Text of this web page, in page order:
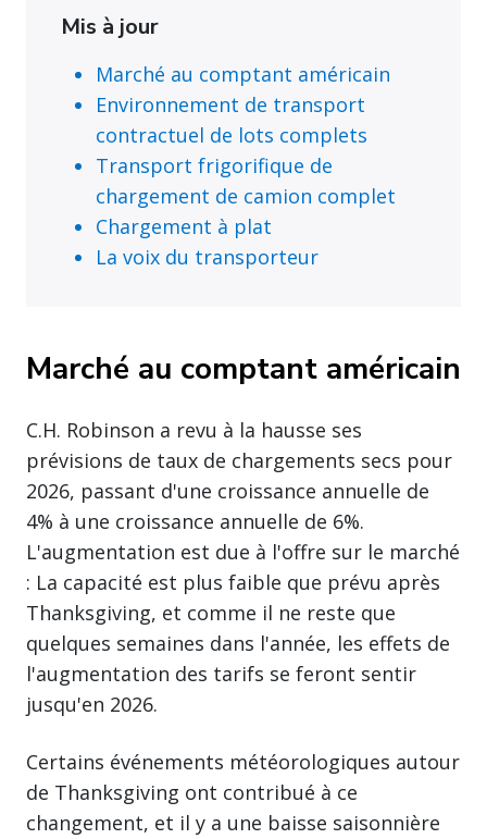
Mis à jour
Marché au comptant américain
Environnement de transport
contractuel de lots complets
Transport frigorifique de
chargement de camion complet
Chargement à plat
La voix du transporteur
Marché au comptant américain
C.H. Robinson a revu à la hausse ses
prévisions de taux de chargements secs pour
2026, passant d'une croissance annuelle de
4% à une croissance annuelle de 6%.
L'augmentation est due à l'offre sur le marché
: La capacité est plus faible que prévu après
Thanksgiving, et comme il ne reste que
quelques semaines dans l'année, les effets de
l'augmentation des tarifs se feront sentir
jusqu'en 2026.
Certains événements météorologiques autour
de Thanksgiving ont contribué à ce
changement, et il y a une baisse saisonnière